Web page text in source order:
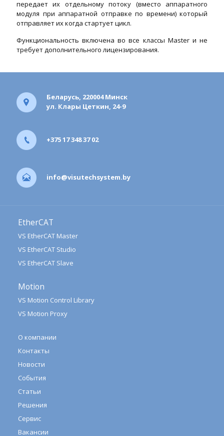
передает их отдельному потоку (вместо аппаратного
модуля при аппаратной отправке по времени) который
отправляет их когда стартует цикл.
Функциональность включена во все классы Master и не
требует дополнительного лицензирования.
Беларусь, 220004 Минск
ул. Клары Цеткин, 24-9
+375 17 348 37 02
info@visutechsystem.by
EtherCAT
VS EtherCAT Master
VS EtherCAT Studio
VS EtherCAT Slave
Motion
VS Motion Control Library
VS Motion Proxy
О компании
Контакты
Новости
События
Статьи
Решения
Сервис
Вакансии